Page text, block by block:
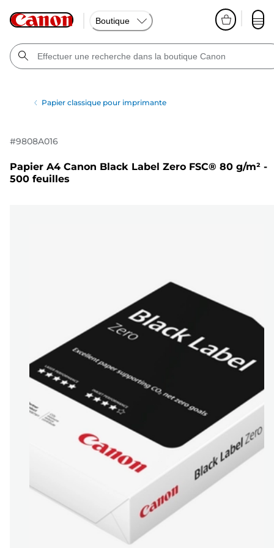
Boutique
Papier classique pour imprimante
#9808A016
Papier A4 Canon Black Label Zero FSC® 80 g/m² -
500 feuilles